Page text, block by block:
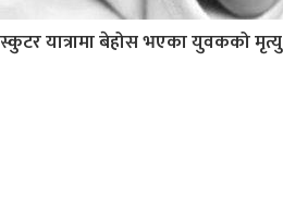
स्कुटर यात्रामा बेहोस भएका युवकको मृत्यु